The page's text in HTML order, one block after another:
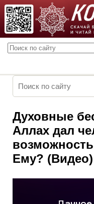
Духовные
Аллах дал
Ему? (Видео)